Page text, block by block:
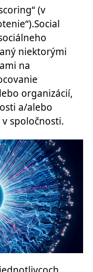
(v
niektorými
na
organizácií,
a/alebo
spoločnosti.